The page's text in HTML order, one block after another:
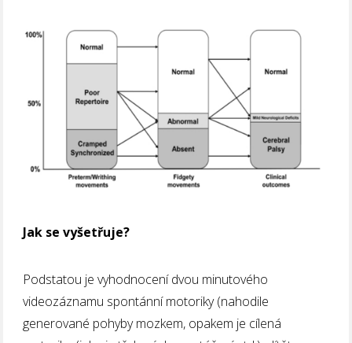
Jak se vyšetřuje?
Podstatou je vyhodnocení dvou minutového
videozáznamu spontánní motoriky (nahodile
generované pohyby mozkem, opakem je cílená